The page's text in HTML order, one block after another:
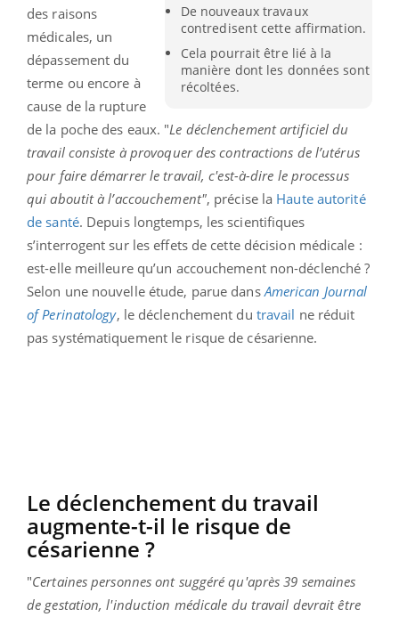
De nouveaux travaux
contredisent cette affirmation.
Cela pourrait être lié à la
manière dont les données sont
récoltées.
des raisons
médicales, un
dépassement du
terme ou encore à
cause de la rupture
de la poche des eaux. "Le déclenchement artificiel du
travail consiste à provoquer des contractions de l’utérus
pour faire démarrer le travail, c'est-à-dire le processus
qui aboutit à l’accouchement", précise la Haute autorité
de santé. Depuis longtemps, les scientifiques
s’interrogent sur les effets de cette décision médicale :
est-elle meilleure qu’un accouchement non-déclenché ?
Selon une nouvelle étude, parue dans American Journal
of Perinatology, le déclenchement du travail ne réduit
pas systématiquement le risque de césarienne.
Le déclenchement du travail
augmente-t-il le risque de
césarienne ?
"Certaines personnes ont suggéré qu'après 39 semaines
de gestation, l'induction médicale du travail devrait être